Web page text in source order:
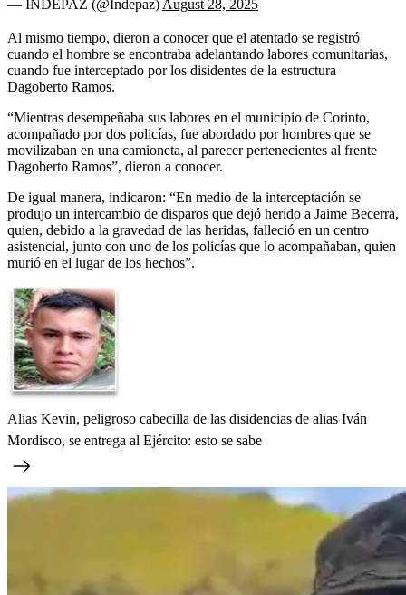
— INDEPAZ (@Indepaz)August 28, 2025
Al mismo tiempo, dieron a conocer que el atentado se registró
cuando el hombre se encontraba adelantando labores comunitarias,
cuando fue interceptado por los disidentes de la estructura
Dagoberto Ramos.
“Mientras desempeñaba sus labores en el municipio de Corinto,
acompañado por dos policías, fue abordado por hombres que se
movilizaban en una camioneta, al parecer pertenecientes al frente
Dagoberto Ramos”, dieron a conocer.
De igual manera, indicaron: “En medio de la interceptación se
produjo un intercambio de disparos que dejó herido a Jaime Becerra,
quien, debido a la gravedad de las heridas, falleció en un centro
asistencial, junto con uno de los policías que lo acompañaban, quien
murió en el lugar de los hechos”.
Alias Kevin, peligroso cabecilla de las disidencias de alias Iván
Mordisco, se entrega al Ejército: esto se sabe